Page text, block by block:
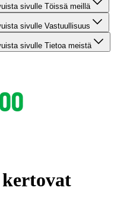
sivulle Töissä meillä
sivulle Vastuullisuus
sivulle Tietoa meistä